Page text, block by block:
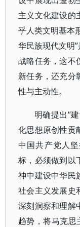
主义文化建设的
乎人类文明基本
华民族现代文明
战略任务，这不
新任务，还充分
性与主动性。
明确提出“
化思想原创性贡
中国共产党人
标，必须做到以
神中建设中华民
社会主义发展史
深刻洞察和理解
趋势，将马克思